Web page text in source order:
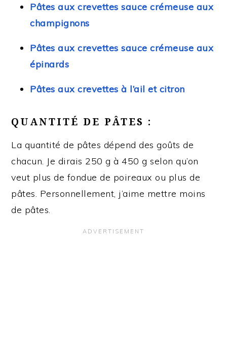
Pâtes aux crevettes sauce crémeuse aux
champignons
Pâtes aux crevettes sauce crémeuse aux
épinards
Pâtes aux crevettes à l’ail et citron
QUANTITÉ DE PÂTES :
La quantité de pâtes dépend des goûts de
chacun. Je dirais 250 g à 450 g selon qu’on
veut plus de fondue de poireaux ou plus de
pâtes. Personnellement, j’aime mettre moins
de pâtes.